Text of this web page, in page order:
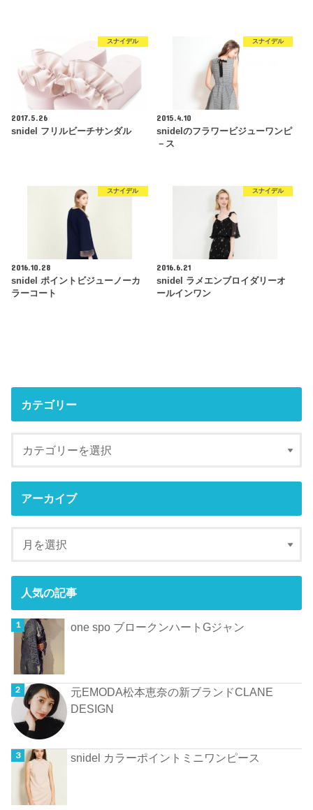
スナイデル
2017.5.26
snidel フリルビーチサンダル
スナイデル
2015.4.10
snidelのフラワービジューワンピ
－ス
スナイデル
2016.10.28
snidel ポイントビジューノーカ
ラーコート
スナイデル
2016.6.21
snidel ラメエンブロイダリーオ
ールインワン
カテゴリー
アーカイブ
人気の記事
one spo ブロークンハートGジャン
元EMODA松本恵奈の新ブランドCLANE
DESIGN
snidel カラーポイントミニワンピース